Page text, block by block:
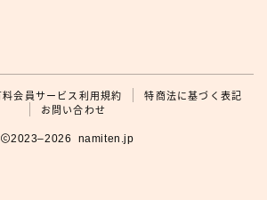
広報
料会員サービス利用規約
特商法に基づく表記
お問い合わせ
2023–2026 namiten.jp